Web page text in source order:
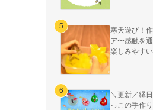
寒天遊び！
ア〜感触を
楽しみやす
＼更新／縁
っこの手作